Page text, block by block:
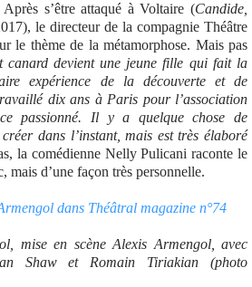
s’être attaqué à Voltaire (Candide,
le directeur de la compagnie Théâtre
le thème de la métamorphose. Mais pas
canard devient une jeune fille qui fait la
expérience de la découverte et de
dix ans à Paris pour l’association
passionné. Il y a quelque chose de
dans l’instant, mais est très élaboré
la comédienne Nelly Pulicani raconte le
mais d’une façon très personnelle.
dans Théâtral magazine n°74
mise en scène Alexis Armengol, avec
Shaw et Romain Tiriakian (photo